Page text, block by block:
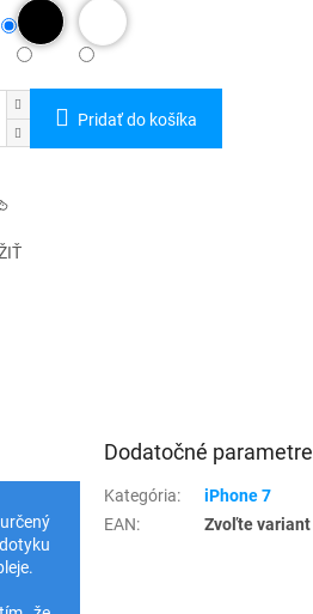
Pridať do košíka
Dodatočné parametre
Kategória:
iPhone 7
EAN: Zvoľte variant